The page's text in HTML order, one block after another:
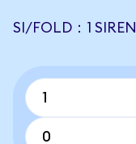
SI/FOLD：1